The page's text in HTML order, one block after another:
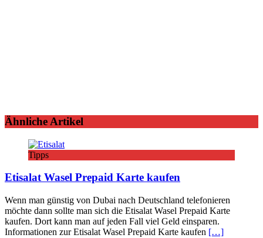
Ähnliche Artikel
Tipps
Etisalat Wasel Prepaid Karte kaufen
Wenn man günstig von Dubai nach Deutschland telefonieren
möchte dann sollte man sich die Etisalat Wasel Prepaid Karte
kaufen. Dort kann man auf jeden Fall viel Geld einsparen.
Informationen zur Etisalat Wasel Prepaid Karte kaufen […]